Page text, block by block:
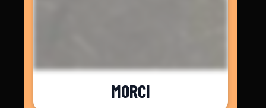
MORCI